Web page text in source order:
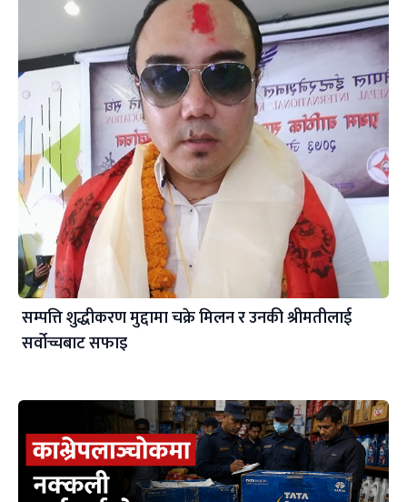
सम्पत्ति शुद्धीकरण मुद्दामा चक्रे मिलन र उनकी श्रीमतीलाई
सर्वोच्चबाट सफाइ